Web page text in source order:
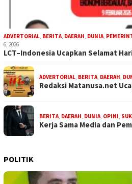
ADVERTORIAL, BERITA, DAERAH, DUNIA,
6, 2026
LCT–Indonesia Ucapkan Selamat
ADVERTORIAL, BERITA, DAERAH,
Redaksi Matanusa.net
BERITA, DAERAH, DUNIA, OPINI,
Kerja Sama Media dan
POLITIK